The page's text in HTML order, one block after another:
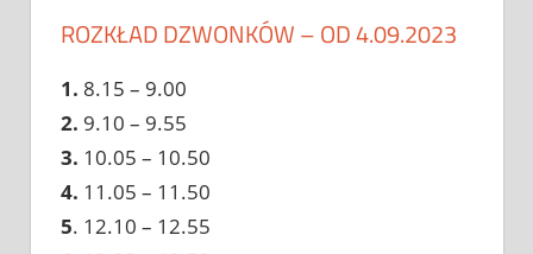
ROZKŁAD DZWONKÓW – OD 4.09.2023
1. 8.15 – 9.00
2. 9.10 – 9.55
3. 10.05 – 10.50
4. 11.05 – 11.50
5. 12.10 – 12.55